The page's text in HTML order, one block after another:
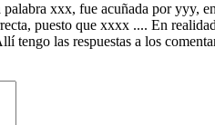
xxx, fue acuñada por yyy,
puesto que xxxx .... En
tengo las respuestas a los